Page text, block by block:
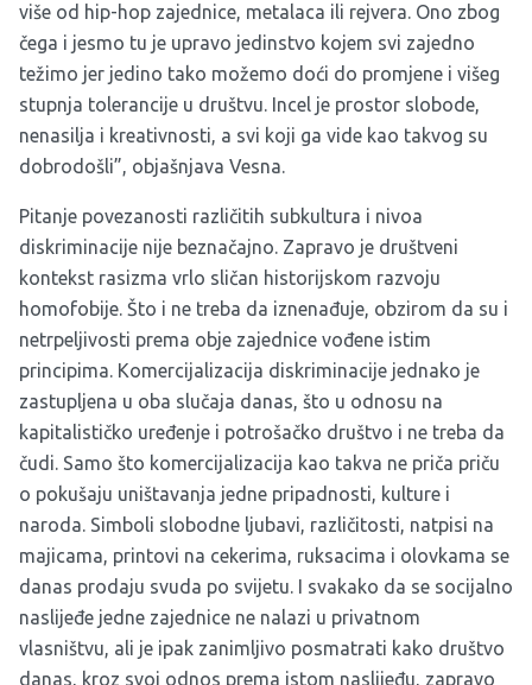
više od hip-hop zajednice, metalaca ili rejvera. Ono zbog
čega i jesmo tu je upravo jedinstvo kojem svi zajedno
težimo jer jedino tako možemo doći do promjene i višeg
stupnja tolerancije u društvu. Incel je prostor slobode,
nenasilja i kreativnosti, a svi koji ga vide kao takvog su
dobrodošli”, objašnjava Vesna.
Pitanje povezanosti različitih subkultura i nivoa
diskriminacije nije beznačajno. Zapravo je društveni
kontekst rasizma vrlo sličan historijskom razvoju
homofobije. Što i ne treba da iznenađuje, obzirom da su i
netrpeljivosti prema obje zajednice vođene istim
principima. Komercijalizacija diskriminacije jednako je
zastupljena u oba slučaja danas, što u odnosu na
kapitalističko uređenje i potrošačko društvo i ne treba da
čudi. Samo što komercijalizacija kao takva ne priča priču
o pokušaju uništavanja jedne pripadnosti, kulture i
naroda. Simboli slobodne ljubavi, različitosti, natpisi na
majicama, printovi na cekerima, ruksacima i olovkama se
danas prodaju svuda po svijetu. I svakako da se socijalno
naslijeđe jedne zajednice ne nalazi u privatnom
vlasništvu, ali je ipak zanimljivo posmatrati kako društvo
danas, kroz svoj odnos prema istom naslijeđu, zapravo